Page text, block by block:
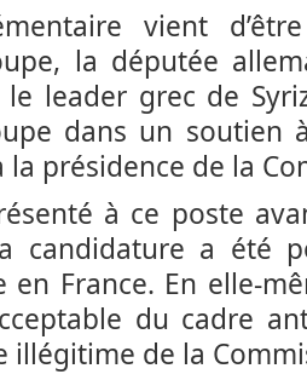
vient
la députée
leader grec de
dans un soutien
la présidence de la
à ce poste
candidature a été
en France. En elle-
du cadre
illégitime de la